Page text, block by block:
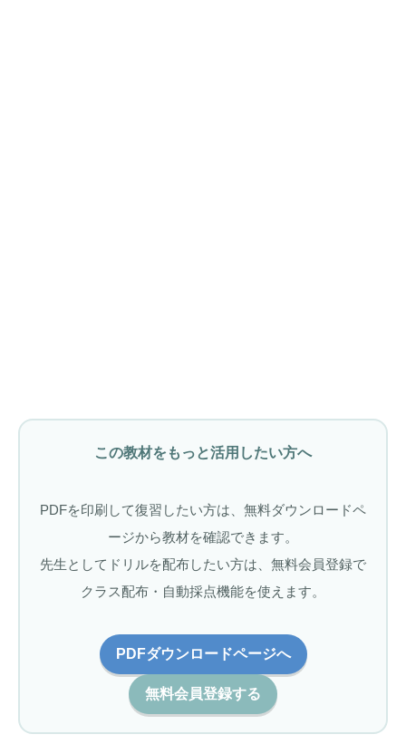
この教材をもっと活用したい方へ
PDFを印刷して復習したい方は、無料ダウンロードペ
ージから教材を確認できます。
先生としてドリルを配布したい方は、無料会員登録で
クラス配布・自動採点機能を使えます。
PDFダウンロードページへ
無料会員登録する